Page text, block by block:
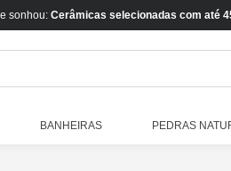
sonhou: Cerâmicas selecionadas com até
BANHEIRAS PEDRAS